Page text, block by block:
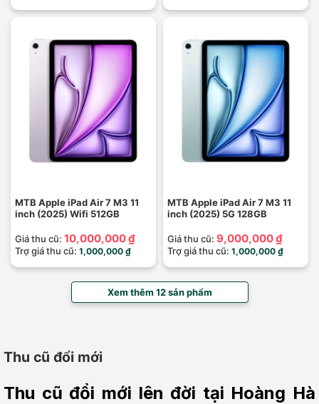
MTB Apple iPad Air 7 M3 11
inch (2025) Wifi 512GB
Giá thu cũ: 10,000,000 ₫
Trợ giá thu cũ: 1,000,000 ₫
MTB Apple iPad Air 7 M3 11
inch (2025) 5G 128GB
Giá thu cũ: 9,000,000 ₫
Trợ giá thu cũ: 1,000,000 ₫
Xem thêm 12 sản phẩm
Thu cũ đổi mới
Thu cũ đổi mới lên đời tại Hoàng Hà